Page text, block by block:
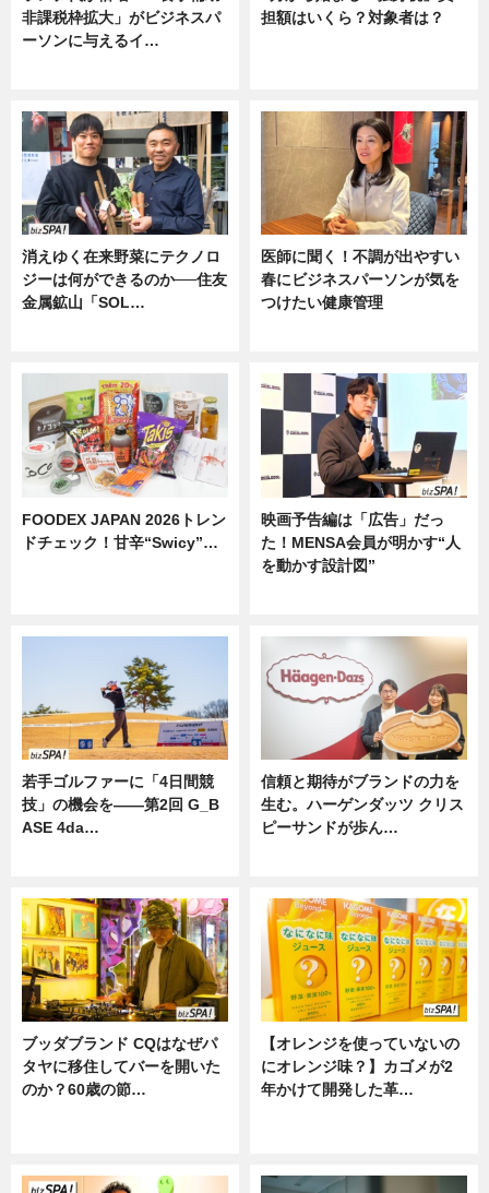
非課税枠拡大」がビジネスパ
ーソンに与えるイ…
担額はいくら？対象者は？
消えゆく在来野菜にテクノロ
ジーは何ができるのか──住友
金属鉱山「SOL…
医師に聞く！不調が出やすい
春にビジネスパーソンが気を
つけたい健康管理
FOODEX JAPAN 2026トレン
ドチェック！甘辛“Swicy”…
映画予告編は「広告」だっ
た！MENSA会員が明かす“人
を動かす設計図”
若手ゴルファーに「4日間競
技」の機会を——第2回 G_B
ASE 4da…
信頼と期待がブランドの力を
生む。ハーゲンダッツ クリス
ピーサンドが歩ん…
ブッダブランド CQはなぜパ
タヤに移住してバーを開いた
のか？60歳の節…
【オレンジを使っていないの
にオレンジ味？】カゴメが2
年かけて開発した革…